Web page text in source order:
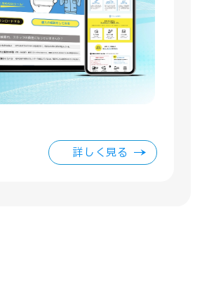
詳しく見る